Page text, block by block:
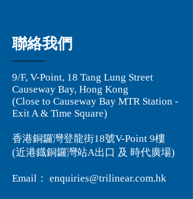
聯絡我們
9/F, V-Point, 18 Tang Lung Street
Causeway Bay, Hong Kong
(Close to Causeway Bay MTR Station -
Exit A & Time Square)
香港銅鑼灣登龍街18號V-Point 9樓
(近港鐡銅鑼灣站A出口 及 時代廣場)
Email： enquiries@trilinear.com.hk